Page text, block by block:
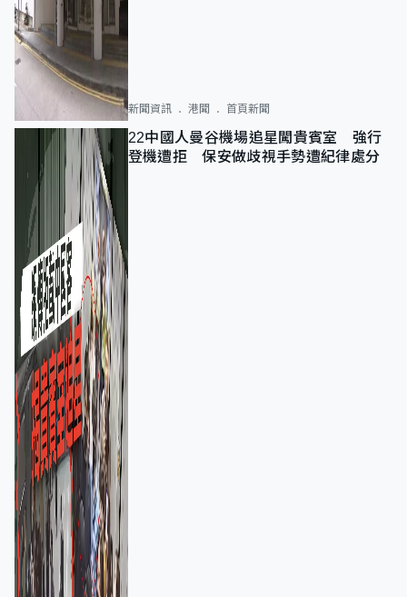
新聞資訊 港聞 首頁新聞
22中國人曼谷機場追星闖貴賓室 強行
登機遭拒 保安做歧視手勢遭紀律處分